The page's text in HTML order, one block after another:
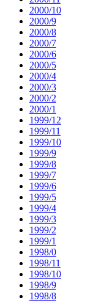
2000/10
2000/9
2000/8
2000/7
2000/6
2000/5
2000/4
2000/3
2000/2
2000/1
1999/12
1999/11
1999/10
1999/9
1999/8
1999/7
1999/6
1999/5
1999/4
1999/3
1999/2
1999/1
1998/0
1998/11
1998/10
1998/9
1998/8